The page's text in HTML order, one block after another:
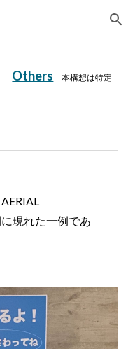
Skip to navigation
Others
本構想は特定
現れた一例であ